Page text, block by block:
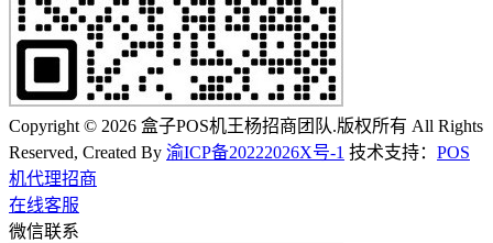
Copyright © 2026 盒子POS机王杨招商团队.版权所有 All Rights
Reserved, Created By 渝ICP备20222026X号-1 技术支持： POS
机代理招商
在线客服
微信联系